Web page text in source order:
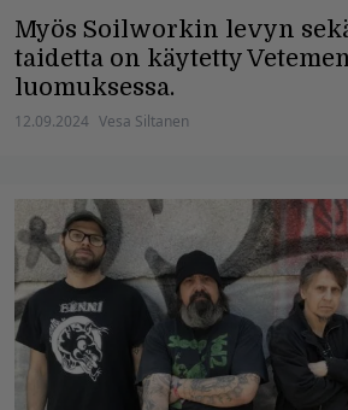
Myös Soilworkin levyn
taidetta on käytetty
luomuksessa.
12.09.2024 Vesa Siltanen